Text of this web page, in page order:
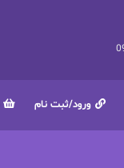
ورود/ثبت نام